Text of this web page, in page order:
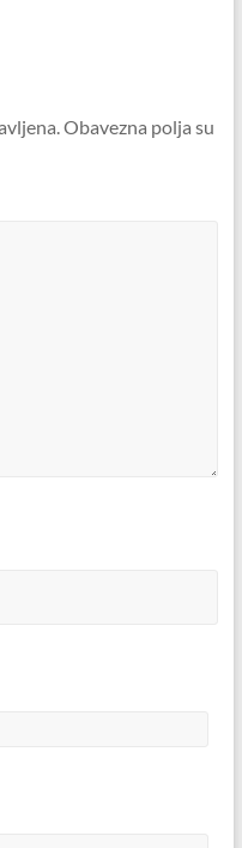
Obavezna polja su